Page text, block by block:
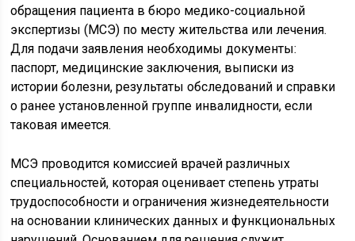
обращения пациента в бюро медико-социальной
экспертизы (МСЭ) по месту жительства или лечения.
Для подачи заявления необходимы документы:
паспорт, медицинские заключения, выписки из
истории болезни, результаты обследований и справки
о ранее установленной группе инвалидности, если
таковая имеется.
МСЭ проводится комиссией врачей различных
специальностей, которая оценивает степень утраты
трудоспособности и ограничения жизнедеятельности
на основании клинических данных и функциональных